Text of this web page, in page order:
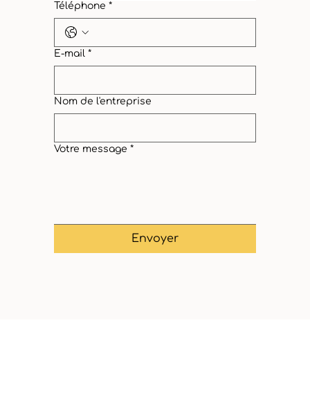
Téléphone *
E‑mail *
Nom de l'entreprise
Votre message *
Envoyer